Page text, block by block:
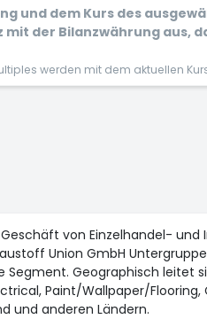
und dem Kurs des
der Bilanzwährung aus,
werden mit dem aktuellen
Geschäft von Einzelhandel-
Union GmbH
Segment. Geographisch leitet
Paint/Wallpaper/
und anderen Ländern.